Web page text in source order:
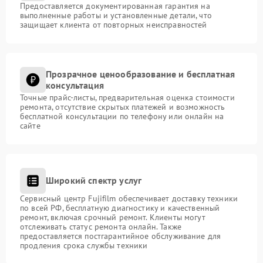
Предоставляется документированная гарантия на
выполненные работы и установленные детали, что
защищает клиента от повторных неисправностей
Прозрачное ценообразование и бесплатная
консультация
Точные прайс-листы, предварительная оценка стоимости
ремонта, отсутствие скрытых платежей и возможность
бесплатной консультации по телефону или онлайн на
сайте
Широкий спектр услуг
Сервисный центр Fujifilm обеспечивает доставку техники
по всей РФ, бесплатную диагностику и качественный
ремонт, включая срочный ремонт. Клиенты могут
отслеживать статус ремонта онлайн. Также
предоставляется постгарантийное обслуживание для
продления срока службы техники